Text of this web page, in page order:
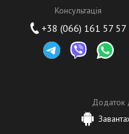
Консультація
+38 (066) 161 57 57
Додаток